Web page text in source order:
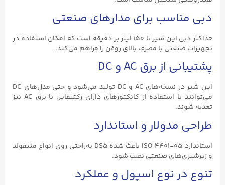
دبی مناسب برای مدارهای صنعتی
حداکثر دبی این شیر تا ۱۵۰ لیتر بر دقیقه است که امکان استفاده در
تجهیزات صنعتی با مصرف بالای روغن را فراهم می‌کند.
پشتیبانی از برق AC و DC
این شیر در نسخه‌های AC و DC تولید می‌شود و حتی مدل‌های DC
می‌توانند با استفاده از کانکتورهای دارای رکتیفایر، با برق AC نیز
تغذیه شوند.
طراحی مدولار و استاندارد
استاندارد ISO ۴۴۰۱-۰۵ باعث شده DS5 به‌راحتی روی انواع منیفولد
و زیرشیری‌های صنعتی نصب شود.
تنوع در نوع اسپول و عملکرد